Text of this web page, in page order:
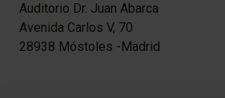
Auditorio Dr. Juan Abarca
Avenida Carlos V, 70
28938 Móstoles -Madrid